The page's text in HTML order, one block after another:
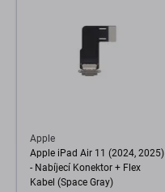
Apple
Apple iPad Air 11 (2024, 2025)
- Nabíjecí Konektor + Flex
Kabel (Space Gray)